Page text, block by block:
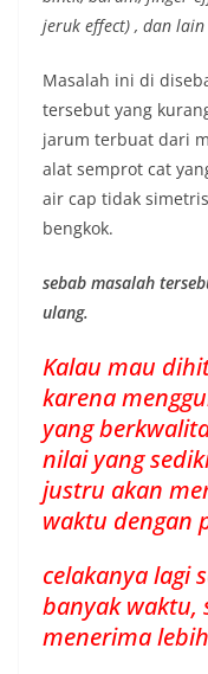
jeruk effect) , dan
Masalah ini di
tersebut yang
jarum terbuat dari
alat semprot cat
air cap tidak
bengkok.
sebab masalah
ulang.
Kalau mau
karena
yang
nilai yang
justru akan
waktu dengan
celakanya lagi
banyak waktu,
menerima